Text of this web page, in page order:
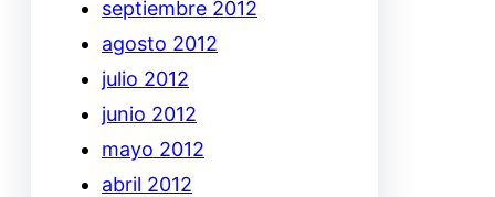
septiembre 2012
agosto 2012
julio 2012
junio 2012
mayo 2012
abril 2012